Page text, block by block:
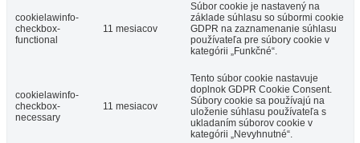
cookielawinfo-
checkbox-
functional
11 mesiacov
Súbor cookie je nastavený na
základe súhlasu so súbormi cookie
GDPR na zaznamenanie súhlasu
používateľa pre súbory cookie v
kategórii „Funkčné“.
cookielawinfo-
checkbox-
necessary
11 mesiacov
Tento súbor cookie nastavuje
doplnok GDPR Cookie Consent.
Súbory cookie sa používajú na
uloženie súhlasu používateľa s
ukladaním súborov cookie v
kategórii „Nevyhnutné“.